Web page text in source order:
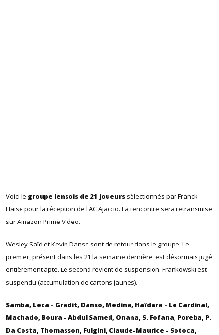
Voici le groupe lensois de 21 joueurs sélectionnés par Franck
Haise pour la réception de l'AC Ajaccio. La rencontre sera retransmise
sur Amazon Prime Video.
Wesley Saïd et Kevin Danso sont de retour dans le groupe. Le
premier, présent dans les 21 la semaine dernière, est désormais jugé
entièrement apte. Le second revient de suspension. Frankowski est
suspendu (accumulation de cartons jaunes).
Samba, Leca - Gradit, Danso, Medina, Haïdara - Le Cardinal,
Machado, Boura - Abdul Samed, Onana, S. Fofana, Poreba, P.
Da Costa, Thomasson, Fulgini, Claude-Maurice - Sotoca,